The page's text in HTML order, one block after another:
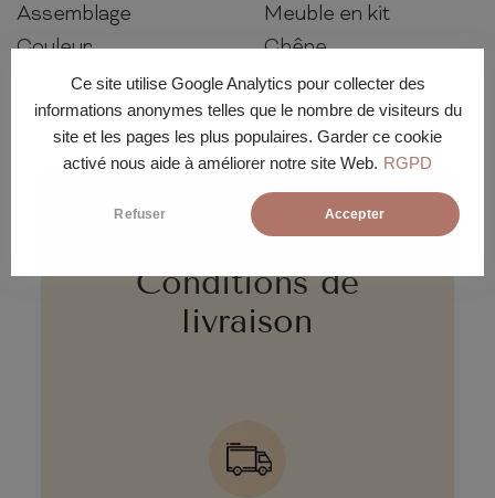
Ce site utilise Google Analytics pour collecter des
informations anonymes telles que le nombre de visiteurs du
site et les pages les plus populaires. Garder ce cookie
activé nous aide à améliorer notre site Web. RGPD
Refuser Accepter
Assemblage
Meuble en kit
Couleur
Chêne
Conditions de
livraison